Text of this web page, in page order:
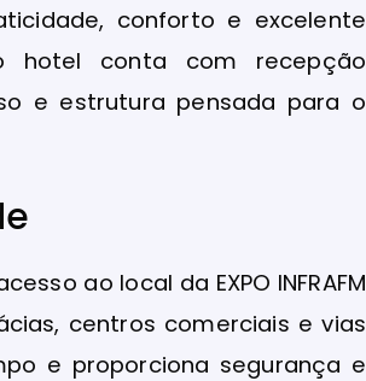
conforto e excelente
hotel conta com recepção
e estrutura pensada para o
ao local da EXPO INFRAFM
centros comerciais e vias
e proporciona segurança e